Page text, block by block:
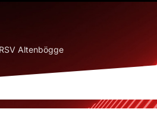
Altenbögge